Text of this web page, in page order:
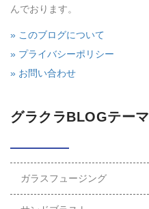
んでおります。
» このブログについて
» プライバシーポリシー
» お問い合わせ
グラクラBLOGテーマ
ガラスフュージング